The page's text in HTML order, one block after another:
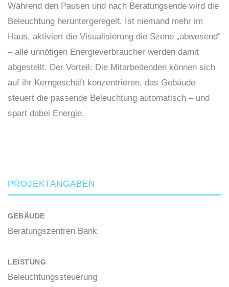
Während den Pausen und nach Beratungsende wird die
Beleuchtung heruntergeregelt. Ist niemand mehr im
Haus, aktiviert die Visualisierung die Szene „abwesend“
– alle unnötigen Energieverbraucher werden damit
abgestellt. Der Vorteil: Die Mitarbeitenden können sich
auf ihr Kerngeschäft konzentrieren, das Gebäude
steuert die passende Beleuchtung automatisch – und
spart dabei Energie.
PROJEKTANGABEN
GEBÄUDE
Beratungszentren Bank
LEISTUNG
Beleuchtungssteuerung